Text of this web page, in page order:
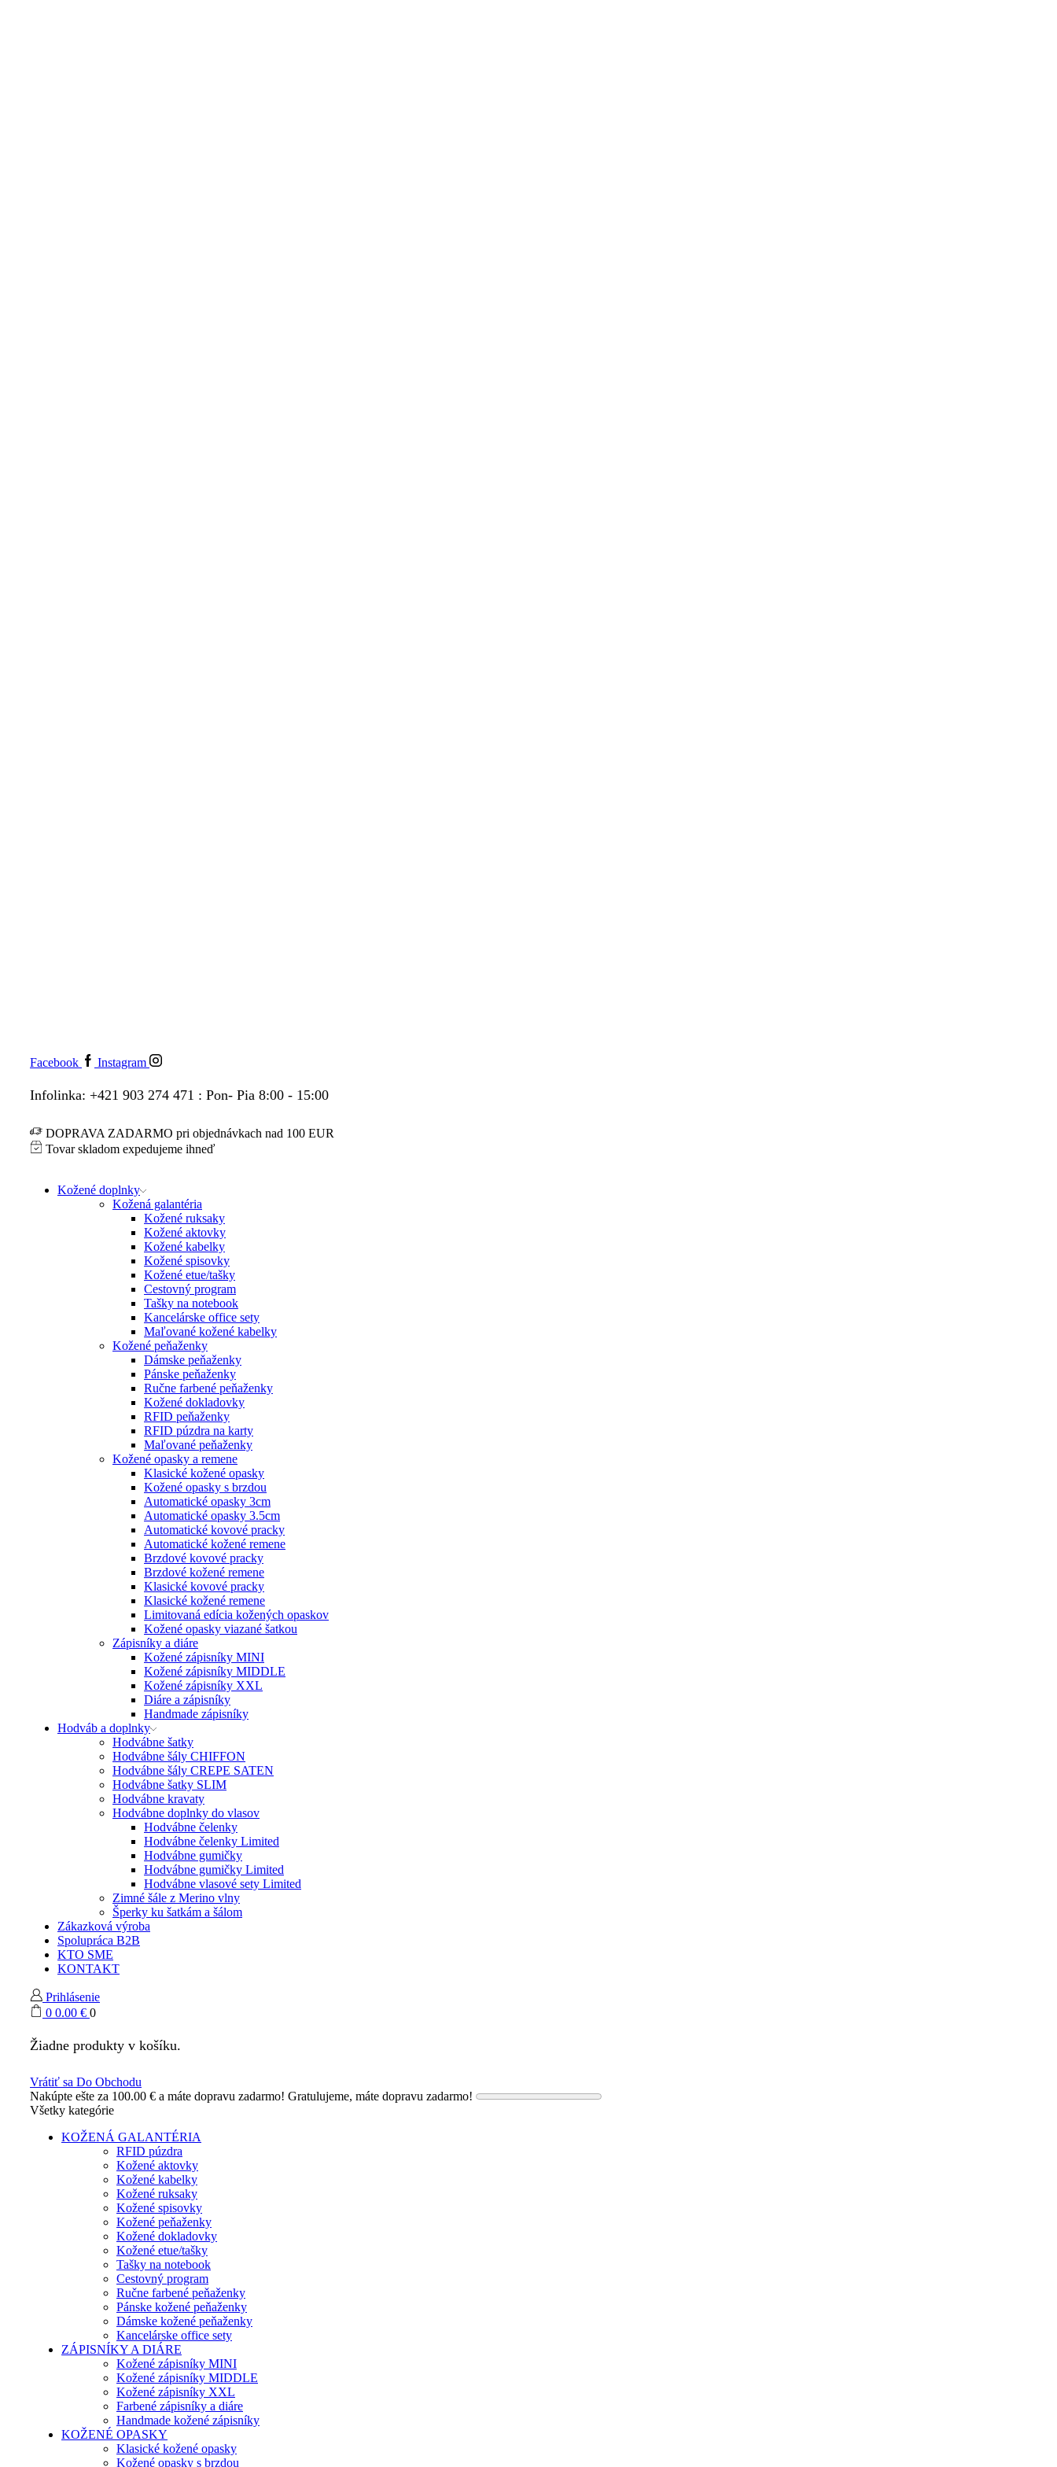
Facebook Instagram
Infolinka: +421 903 274 471 : Pon- Pia 8:00 - 15:00
DOPRAVA ZADARMO pri objednávkach nad 100 EUR
Tovar skladom expedujeme ihneď
Kožené doplnky
Kožená galantéria
Kožené ruksaky
Kožené aktovky
Kožené kabelky
Kožené spisovky
Kožené etue/tašky
Cestovný program
Tašky na notebook
Kancelárske office sety
Maľované kožené kabelky
Kožené peňaženky
Dámske peňaženky
Pánske peňaženky
Ručne farbené peňaženky
Kožené dokladovky
RFID peňaženky
RFID púzdra na karty
Maľované peňaženky
Kožené opasky a remene
Klasické kožené opasky
Kožené opasky s brzdou
Automatické opasky 3cm
Automatické opasky 3.5cm
Automatické kovové pracky
Automatické kožené remene
Brzdové kovové pracky
Brzdové kožené remene
Klasické kovové pracky
Klasické kožené remene
Limitovaná edícia kožených opaskov
Kožené opasky viazané šatkou
Zápisníky a diáre
Kožené zápisníky MINI
Kožené zápisníky MIDDLE
Kožené zápisníky XXL
Diáre a zápisníky
Handmade zápisníky
Hodváb a doplnky
Hodvábne šatky
Hodvábne šály CHIFFON
Hodvábne šály CREPE SATEN
Hodvábne šatky SLIM
Hodvábne kravaty
Hodvábne doplnky do vlasov
Hodvábne čelenky
Hodvábne čelenky Limited
Hodvábne gumičky
Hodvábne gumičky Limited
Hodvábne vlasové sety Limited
Zimné šále z Merino vlny
Šperky ku šatkám a šálom
Zákazková výroba
Spolupráca B2B
KTO SME
KONTAKT
Prihlásenie
0 0.00 € 0
Žiadne produkty v košíku.
Vrátiť sa Do Obchodu
Nakúpte ešte za 100.00 € a máte dopravu zadarmo! Gratulujeme, máte dopravu zadarmo!
Všetky kategórie
KOŽENÁ GALANTÉRIA
RFID púzdra
Kožené aktovky
Kožené kabelky
Kožené ruksaky
Kožené spisovky
Kožené peňaženky
Kožené dokladovky
Kožené etue/tašky
Tašky na notebook
Cestovný program
Ručne farbené peňaženky
Pánske kožené peňaženky
Dámske kožené peňaženky
Kancelárske office sety
ZÁPISNÍKY A DIÁRE
Kožené zápisníky MINI
Kožené zápisníky MIDDLE
Kožené zápisníky XXL
Farbené zápisníky a diáre
Handmade kožené zápisníky
KOŽENÉ OPASKY
Klasické kožené opasky
Kožené opasky s brzdou